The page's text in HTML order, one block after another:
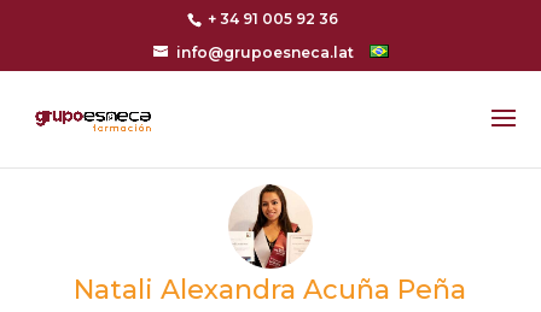
+ 34 91 005 92 36
info@grupoesneca.lat
Natali Alexandra Acuña Peña